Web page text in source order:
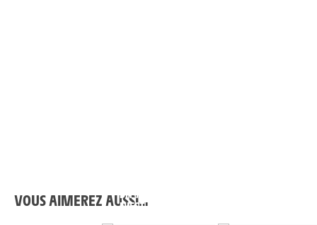
VOUS AIMEREZ AUSSI…DIT À KASIA QUE CE
N’EST PAS FINI »